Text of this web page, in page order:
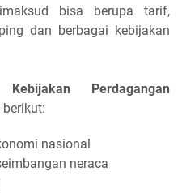
bisa berupa tarif,
dan berbagai kebijakan
Perdagangan
nasional
neraca